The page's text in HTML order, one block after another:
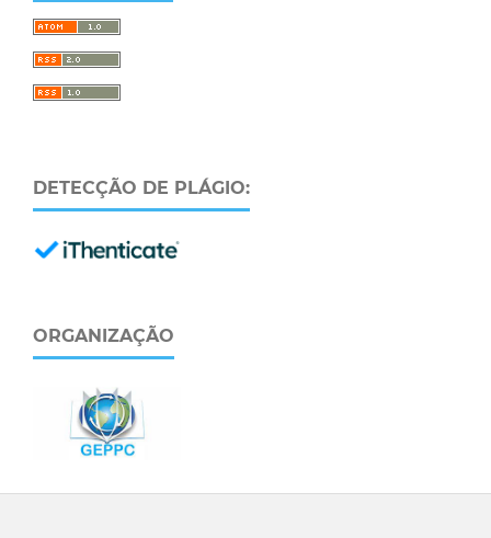
DETECÇÃO DE PLÁGIO:
ORGANIZAÇÃO